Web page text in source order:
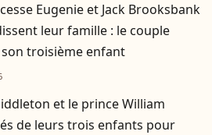
Eugenie et Jack Brooksbank
leur famille : le couple
troisième enfant
et le prince William
de leurs trois enfants pour